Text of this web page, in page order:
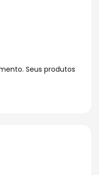
Seus produtos